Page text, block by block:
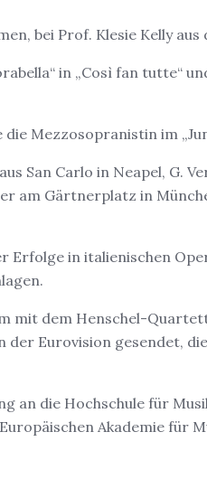
bei Prof. Klesie Kelly aus
in „Così fan tutte“
Mezzosopranistin im
San Carlo in Neapel, G.
am Gärtnerplatz in
Erfolge in italienischen
mit dem Henschel-
Eurovision gesendet,
an die Hochschule für
Akademie für